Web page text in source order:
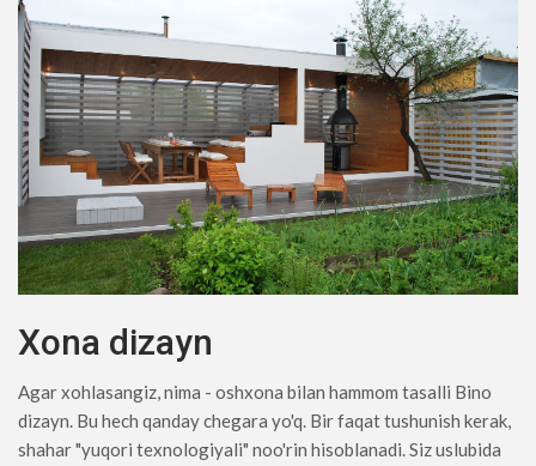
Xona dizayn
Agar xohlasangiz, nima - oshxona bilan hammom tasalli Bino
dizayn. Bu hech qanday chegara yo'q. Bir faqat tushunish kerak,
shahar "yuqori texnologiyali" noo'rin hisoblanadi. Siz uslubida